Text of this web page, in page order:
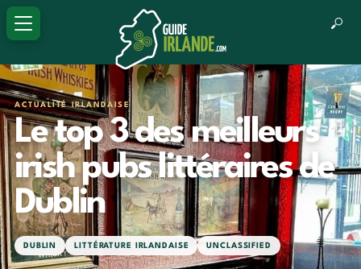
ACTUALITÉ IRLANDAISE
Le top 3 des meilleurs
irish pubs littéraires de
Dublin
DUBLIN LITTÉRATURE IRLANDAISE UNCLASSIFIED